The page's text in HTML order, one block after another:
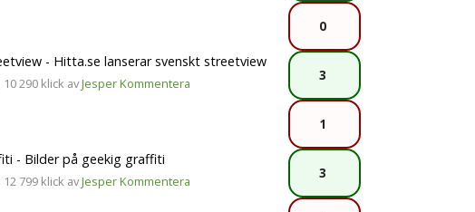
0
- Hitta.se lanserar svenskt streetview
10 290 klick avJesperKommentera 3
1
- Bilder på geekig graffiti
12 799 klick avJesperKommentera 3